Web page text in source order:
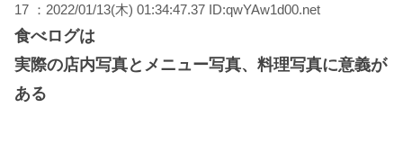
17 ：2022/01/13(木) 01:34:47.37 ID:qwYAw1d00.net
食べログは
実際の店内写真とメニュー写真、料理写真に意義が
ある